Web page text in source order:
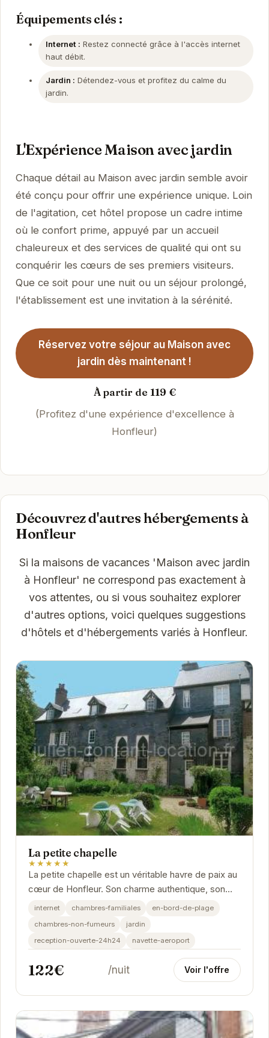
Équipements clés :
Internet : Restez connecté grâce à l'accès internet
haut débit.
Jardin : Détendez-vous et profitez du calme du
jardin.
L'Expérience Maison avec jardin
Chaque détail au Maison avec jardin semble avoir
été conçu pour offrir une expérience unique. Loin
de l'agitation, cet hôtel propose un cadre intime
où le confort prime, appuyé par un accueil
chaleureux et des services de qualité qui ont su
conquérir les cœurs de ses premiers visiteurs.
Que ce soit pour une nuit ou un séjour prolongé,
l'établissement est une invitation à la sérénité.
Réservez votre séjour au Maison avec
jardin dès maintenant !
À partir de 119 €
(Profitez d'une expérience d'excellence à
Honfleur)
Découvrez d'autres hébergements à
Honfleur
Si la maisons de vacances 'Maison avec jardin
à Honfleur' ne correspond pas exactement à
vos attentes, ou si vous souhaitez explorer
d'autres options, voici quelques suggestions
d'hôtels et d'hébergements variés à Honfleur.
La petite chapelle
★★★★★
La petite chapelle est un véritable havre de paix au
cœur de Honfleur. Son charme authentique, son
emplacement idéal et ses équipements haut de...
internet chambres-familiales
en-bord-de-plage
chambres-non-fumeurs
jardin
reception-ouverte-24h24
navette-aeroport
122€ /nuit Voir l'offre